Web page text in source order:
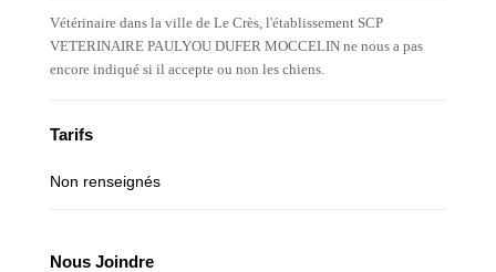
Vétérinaire dans la ville de Le Crès, l'établissement SCP
VETERINAIRE PAULYOU DUFER MOCCELIN ne nous a pas
encore indiqué si il accepte ou non les chiens.
Tarifs
Non renseignés
Nous Joindre